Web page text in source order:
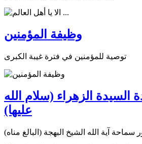
وظيفة المؤمنين
توصية للمؤمنين في فترة غيبة الكبرى
السيدة الزهراء (سلام الله
عليها)
آية الله الشيخ البهجة (البالغ مناه)